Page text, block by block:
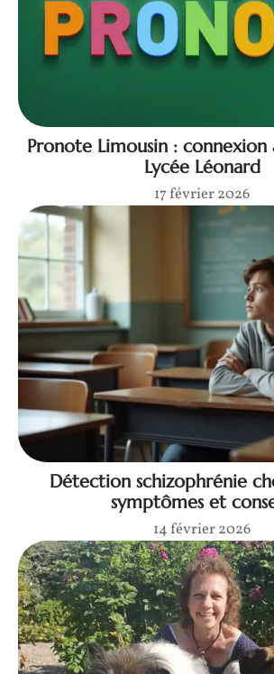
Pronote Limousin :
Lycée Léonard
17 février 2026
Détection schizophrénie
symptômes et
14 février 2026